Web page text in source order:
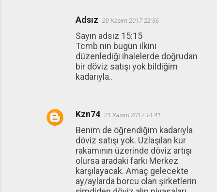
Adsız 20 Kasım 2017 22:56
Sayın adsız 15:15
Tcmb nin bugün ilkini
düzenlediği ihalelerde doğrudan
bir döviz satışı yok bildiğim
kadarıyla..
Kzn74 21 Kasım 2017 14:41
Benim de öğrendiğim kadarıyla
döviz satışı yok. Uzlaşılan kur
rakamının üzerinde döviz artışı
olursa aradaki farkı Merkez
karşılayacak. Amaç gelecekte
ay/aylarda borcu olan şirketlerin